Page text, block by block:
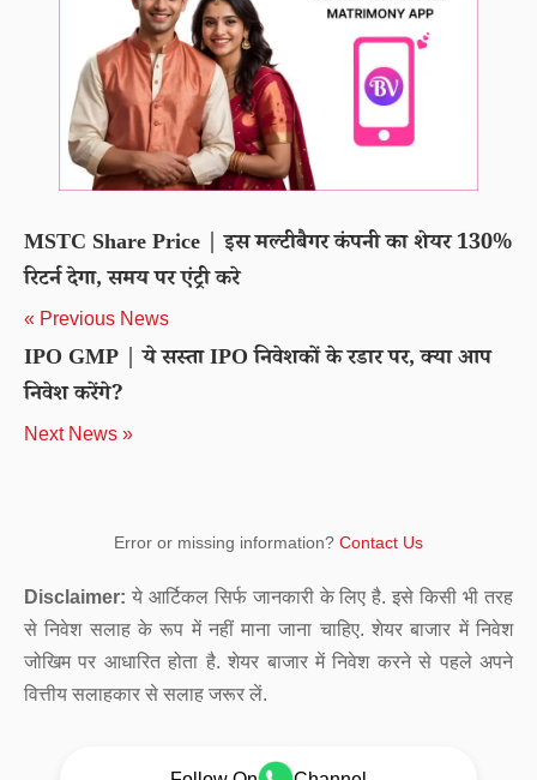
MSTC Share Price | इस मल्टीबैगर कंपनी का शेयर 130%
रिटर्न देगा, समय पर एंट्री करे
« Previous News
IPO GMP | ये सस्ता IPO निवेशकों के रडार पर, क्या आप
निवेश करेंगे?
Next News »
Error or missing information? Contact Us
Disclaimer: ये आर्टिकल सिर्फ जानकारी के लिए है. इसे किसी भी तरह
से निवेश सलाह के रूप में नहीं माना जाना चाहिए. शेयर बाजार में निवेश
जोखिम पर आधारित होता है. शेयर बाजार में निवेश करने से पहले अपने
वित्तीय सलाहकार से सलाह जरूर लें.